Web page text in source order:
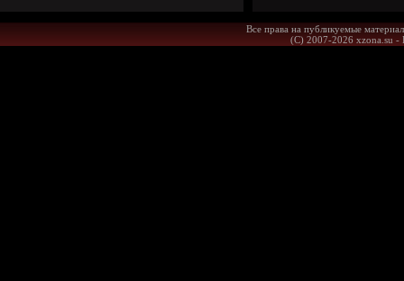
Все права на публикуемые
(С) 2007-2026 xzona.su -